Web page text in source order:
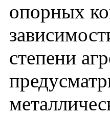
опорных
степени